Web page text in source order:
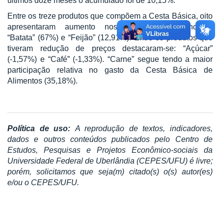
Entre os treze produtos que compõem a Cesta Básica, oito
apresentaram aumento nos preços, destacando-se
“Batata” (67%) e “Feijão” (12,91%). Entre os produtos que
tiveram redução de preços destacaram-se: “Açúcar”
(-1,57%) e “Café” (-1,33%). “Carne” segue tendo a maior
participação relativa no gasto da Cesta Básica de
Alimentos (35,18%).
Política de uso: A reprodução de textos, indicadores,
dados e outros conteúdos publicados pelo Centro de
Estudos, Pesquisas e Projetos Econômico-sociais da
Universidade Federal de Uberlândia (CEPES/UFU) é livre;
porém, solicitamos que seja(m) citado(s) o(s) autor(es)
e/ou o CEPES/UFU.